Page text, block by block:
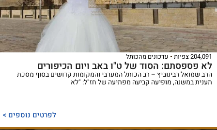
204,091 צפיות עדכונים מהכותל
לא פספסתם: הסוד של ט"ו באב ויום הכיפורים
הרב שמואל רבינוביץ – רב הכותל המערבי והמקומות קדושים בסוף מסכת
תענית במשנה, מופיעה קביעה מפתיעה של חז"ל: "לא
לפרטים נוספים >